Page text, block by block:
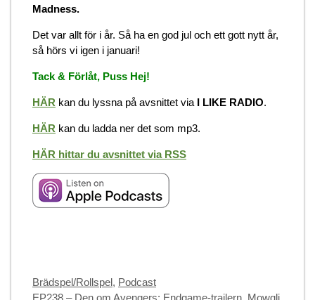
Madness.
Det var allt för i år. Så ha en god jul och ett gott nytt år,
så hörs vi igen i januari!
Tack & Förlåt, Puss Hej!
HÄR kan du lyssna på avsnittet via I LIKE RADIO.
HÄR kan du ladda ner det som mp3.
HÄR hittar du avsnittet via RSS
Categories
Brädspel/Rollspel, Podcast
EP238 – Den om Avengers: Endgame-trailern, Mowgli,